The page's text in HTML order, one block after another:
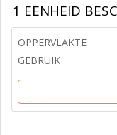
1 EENHEID
OPPERVLAKTE
GEBRUIK